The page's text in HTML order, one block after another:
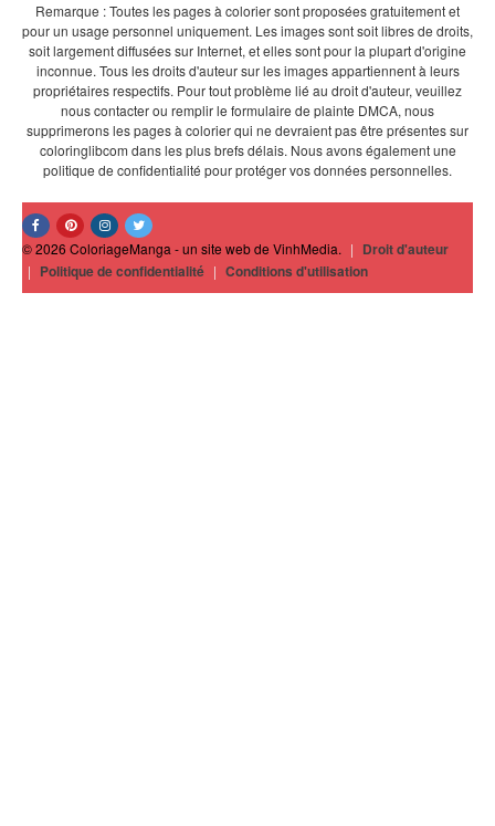
Remarque : Toutes les pages à colorier sont proposées gratuitement et
pour un usage personnel uniquement. Les images sont soit libres de droits,
soit largement diffusées sur Internet, et elles sont pour la plupart d'origine
inconnue. Tous les droits d'auteur sur les images appartiennent à leurs
propriétaires respectifs. Pour tout problème lié au droit d'auteur, veuillez
nous contacter ou remplir le formulaire de plainte DMCA, nous
supprimerons les pages à colorier qui ne devraient pas être présentes sur
coloringlibcom dans les plus brefs délais. Nous avons également une
politique de confidentialité pour protéger vos données personnelles.
© 2026 ColoriageManga - un site web de VinhMedia. | Droit d'auteur
| Politique de confidentialité | Conditions d'utilisation